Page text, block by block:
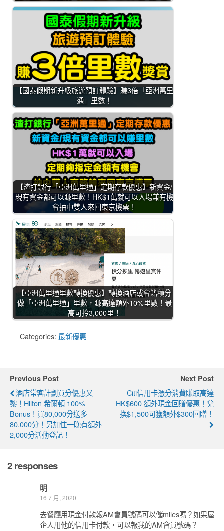
【國泰假期新升級旅遊預訂體驗】賺3倍「亞洲萬里
通」里數！
【渣打銀行「亞洲萬里通」定期存款優惠】新資金/
現有資金都可以賺里數！HK$1萬就可以入場兼有機
會抽中雙人來回東京機票！
【亞洲萬里通里數轉換優惠】轉換酒店或會籍積分
做「亞洲萬里通」里數，賺高達額外10%里數！最
高可拎3,000里！
Categories: 最新優惠
Previous Post
酒店常客計劃買分優惠又
黎！Hilton 希爾頓 100%
Bonus！買80,000分送多
80,000分！另加住一晚有額外
2,000分活動登記！
Next Post
Citi信用卡憑分消費賺取高達
HK$600 額外現金回贈優惠！兌
換$1,500可獲額外$300回贈！
2 responses
明
16 7 月, 2020
去餐廳用現金付款報AM會員號碼可以儲miles嗎？如果屋
企人用他的信用卡付款，可以報我的AM會員號碼？